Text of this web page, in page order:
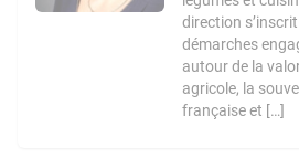
direction
démarches
autour de la
agricole, la
française et […]